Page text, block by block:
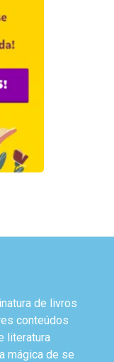
de livros
conteúdos
literatura
mágica de se